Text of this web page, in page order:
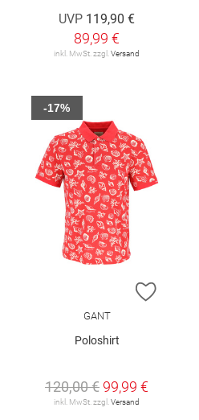
UVP 119,90 €
89,99 €
inkl. MwSt. zzgl.Versand
WUNSCHLISTE HINZUFÜGEN
ZUR
GANT
Poloshirt
120,00 € 99,99 €
inkl. MwSt. zzgl.Versand
-17%